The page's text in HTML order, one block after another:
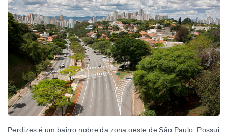
Perdizes é um bairro nobre da zona oeste de São Paulo. Possui